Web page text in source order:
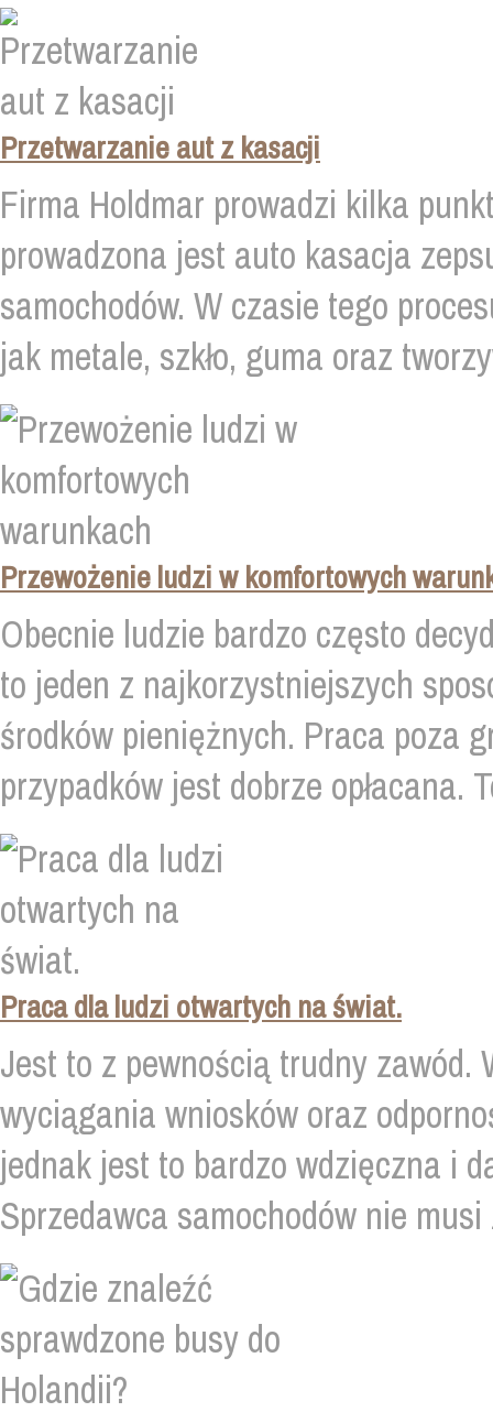
Przetwarzanie aut z kasacji
Firma Holdmar prowadzi kilka
prowadzona jest auto kasacja
samochodów. W czasie tego
jak metale, szkło, guma oraz
Przewożenie ludzi w komfortowych
Obecnie ludzie bardzo często
to jeden z najkorzystniejszych
środków pieniężnych. Praca poza
przypadków jest dobrze opłacana.
Praca dla ludzi otwartych na świat.
Jest to z pewnością trudny zawód.
wyciągania wniosków oraz
jednak jest to bardzo wdzięczna i
Sprzedawca samochodów nie